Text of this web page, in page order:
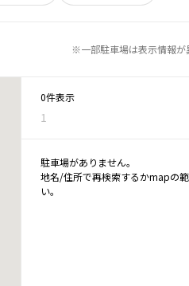
※一部駐車場は表示情報が
0件表示
1
駐車場がありません。
地名/住所で再検索するかmapの
い。